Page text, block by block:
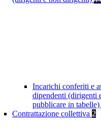
Incarichi conferiti e
dipendenti (dirigenti
pubblicare in tabelle)
Contrattazione collettiva 2